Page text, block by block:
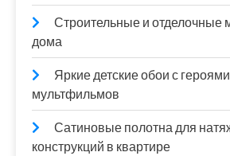
Строительные и отделочные
дома
Яркие детские обои с героями
мультфильмов
Сатиновые полотна для
конструкций в квартире